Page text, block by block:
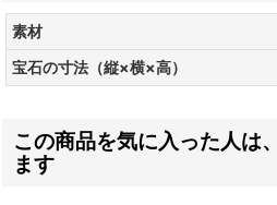
素材
宝石の寸法（縦×横×高）
この商品を気に入った人は
ます